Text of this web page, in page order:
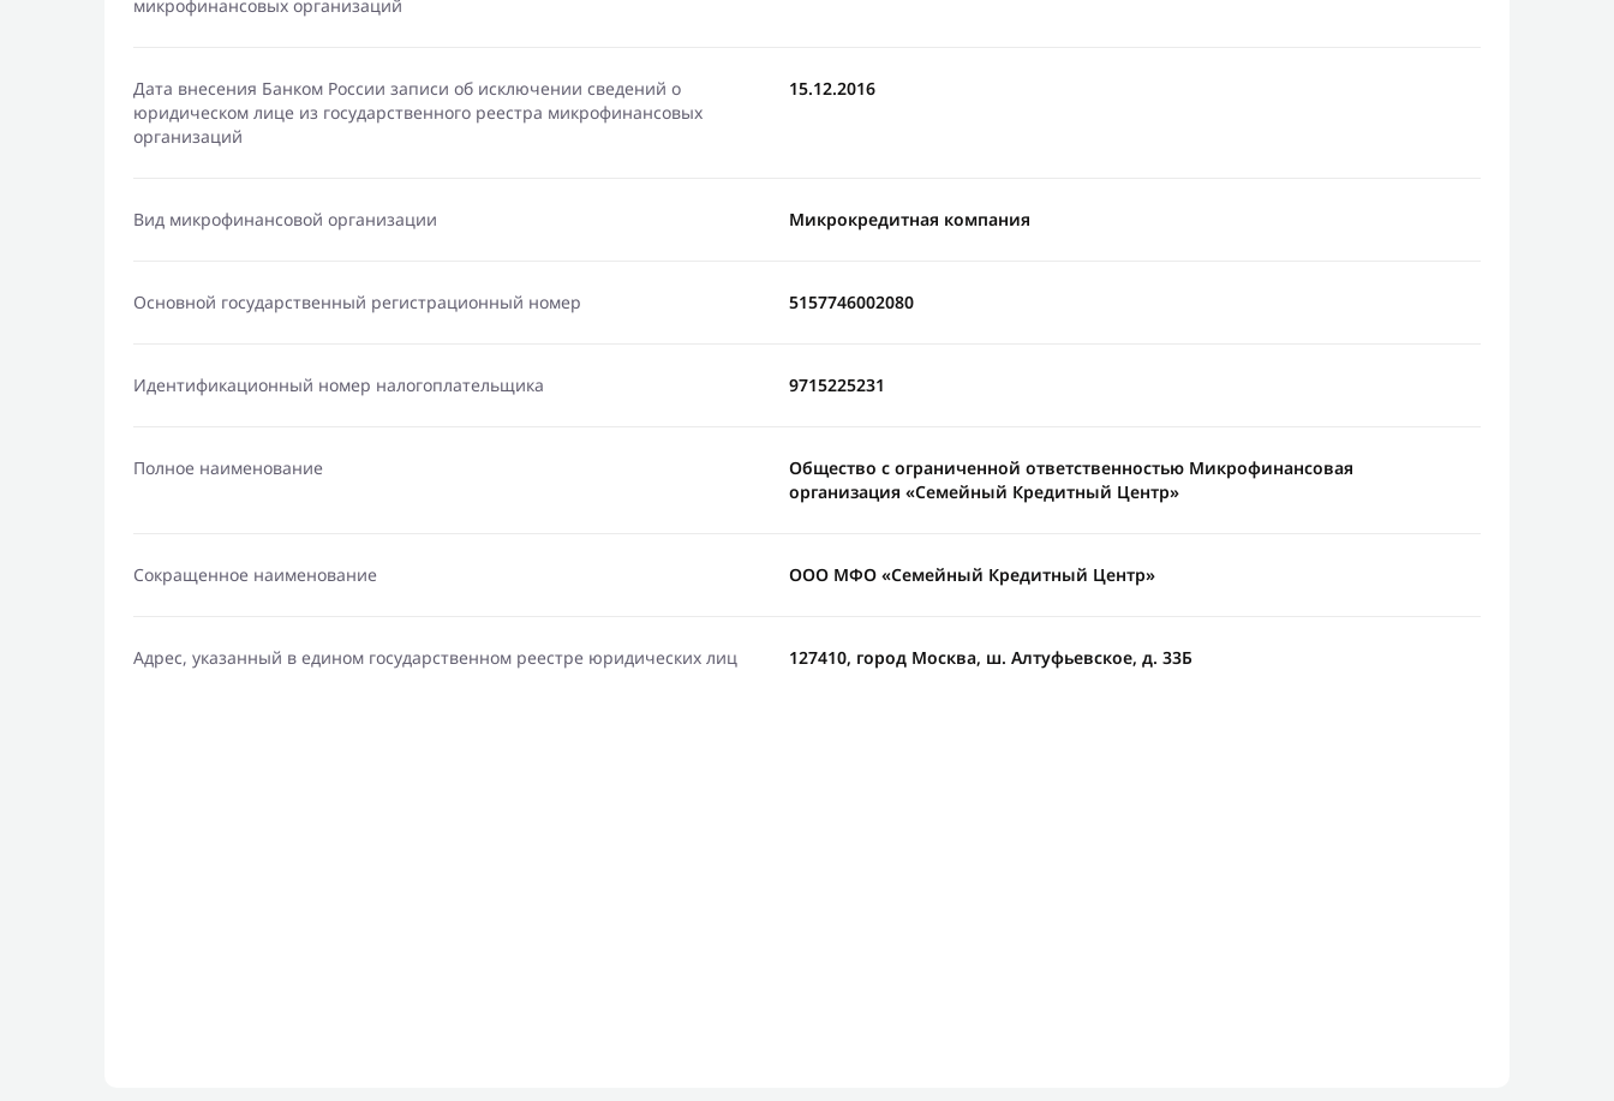
микрофинансовых организаций
Дата внесения Банком России записи об исключении сведений о
юридическом лице из государственного реестра микрофинансовых
организаций
15.12.2016
Вид микрофинансовой организации Микрокредитная компания
Основной государственный регистрационный номер 5157746002080
Идентификационный номер налогоплательщика 9715225231
Полное наименование
Общество с ограниченной ответственностью Микрофинансовая
организация «Семейный Кредитный Центр»
Сокращенное наименование ООО МФО «Семейный Кредитный Центр»
Адрес, указанный в едином государственном реестре юридических лиц 127410, город Москва, ш. Алтуфьевское, д. 33Б